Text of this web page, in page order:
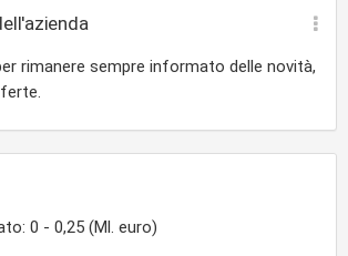
rimanere sempre informato delle novità,
0 - 0,25 (Ml. euro)